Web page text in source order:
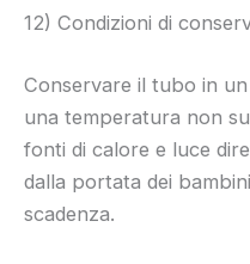
12) Condizioni di
Conservare il tubo in
una temperatura non
fonti di calore e luce
dalla portata dei
scadenza.